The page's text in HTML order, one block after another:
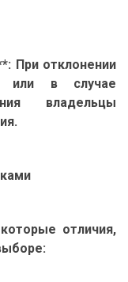
При отклонении
или в случае
владельцы
отличия,